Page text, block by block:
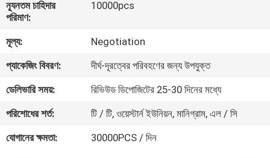
ভ্রমণ
মান
নিয়ন্ত্রণ
যোগাযোগ
করুন
ন্যূনতম চাহিদার
পরিমাণ:
10000pcs
মূল্য:
Negotiation
প্যাকেজিং বিবরণ:
দীর্ঘ-দূরত্বের পরিবহণের জন্য উপযুক্ত
ডেলিভারি সময়:
রিভিউড ডিপোজিটের 25-30 দিনের মধ্যে
পরিশোধের শর্ত:
টি / টি, ওয়েস্টার্ন ইউনিয়ন, মানিগ্রাম, এল / সি
যোগানের ক্ষমতা:
30000PCS / দিন